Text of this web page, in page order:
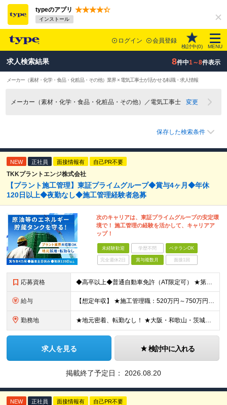
typeのアプリ
インストール
ログイン 会員登録
検討中(0) MENU
求人検索結果 8件中1～8件表示
メーカー（素材・化学・食品・化粧品・その他）業界 × 電気工事士が活かせる転職・求人情報
メーカー（素材・化学・食品・化粧品・その他）／電気工事士 変更
保存した検索条件
NEW 正社員 面接情報有 自己PR不要
TKKプラントエンジ株式会社
【プラント施工管理】東証プライムグループ◆賞与4ヶ月◆年休
120日以上◆夜勤なし◆施工管理経験者急募
次のキャリアは、東証プライムグループの安定環
境で！ 施工管理の経験を活かして、キャリアア
ップ！
未経験歓迎 学歴不問 ベテランOK
完全週休2日 賞与複数月 面接1回
応募資格 ◆高卒以上◆普通自動車免許（AT限定可） ★第二新卒歓迎 ★プラント業界以外での施工管理経験者歓迎 【こんな方は向いています】 ・施工管理のスキルを活かして働きたい ・安定企業で長く働きたい ・チ
給与 【想定年収】 ★施工管理職：520万円～750万円 ※上記年収は残業時間40時間／月相当の金額を含みます。 月給25万円～35万円＋賞与年2回（原則固定支給額4ヵ月分）＋諸手当（残業手当全額など）
勤務地 ★地元密着、転勤なし！ ★大阪・和歌山・茨城・三重・千葉の各拠点 ★Ｕ・Iターン歓迎！（面接交通費支給） ★社用車貸与（出勤利用OK）、駐車場費用支給 ・大阪府堺市 ・和歌山県有田市 ・茨城県神栖市
求人を見る 検討中に入れる
掲載終了予定日： 2026.08.20
NEW 正社員 面接情報有 自己PR不要